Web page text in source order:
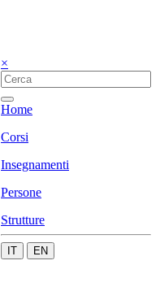
×
Home
Corsi
Insegnamenti
Persone
Strutture
IT EN